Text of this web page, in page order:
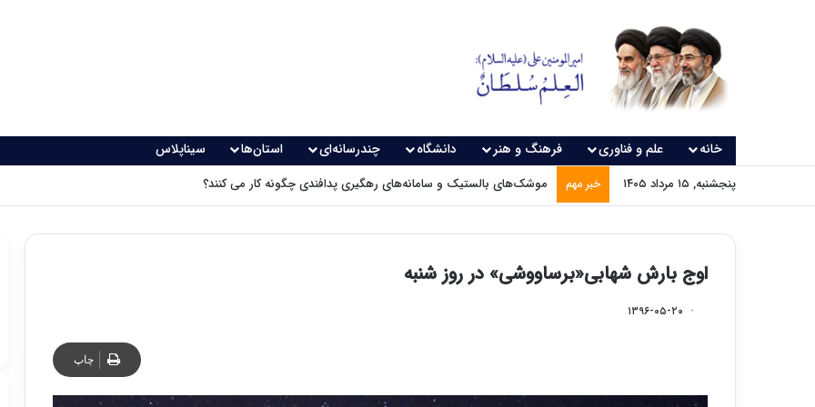
خانه علم و فناوری فرهنگ و هنر دانشگاه چندرسانه‌ای استان‌ها سیناپلاس
پنجشنبه, ۱۵ مرداد ۱۴۰۵ خبر مهم موشک‌های بالستیک و سامانه‌های رهگیری پدافندی چگونه کار می کنند؟
اوج بارش شهابی«برساووشی» در روز شنبه
۱۳۹۶-۰۵-۲۰
چاپ